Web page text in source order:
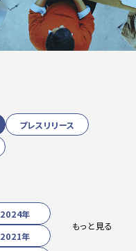
プレスリリース
2024年
2021年
もっと見る